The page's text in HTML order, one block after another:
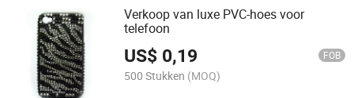
Verkoop van luxe PVC-hoes voor
telefoon
US$ 0,19 FOB
500 Stukken (MOQ)